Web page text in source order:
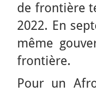
de frontière
2022. En
même
frontière.
Pour un